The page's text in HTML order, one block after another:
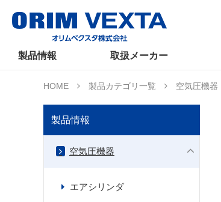
製品情報 取扱メーカー
HOME 製品カテゴリ一覧 空気圧機器
製品情報
空気圧機器
エアシリンダ